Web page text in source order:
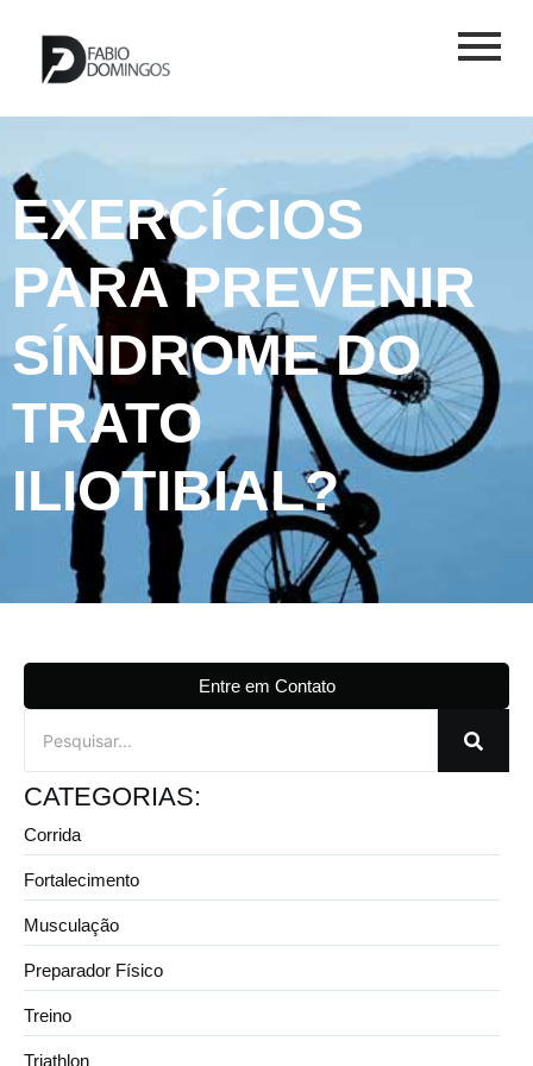
EXERCÍCIOS
PARA PREVENIR
SÍNDROME DO
TRATO
ILIOTIBIAL?
Entre em Contato
CATEGORIAS:
Corrida
Fortalecimento
Musculação
Preparador Físico
Treino
Triathlon